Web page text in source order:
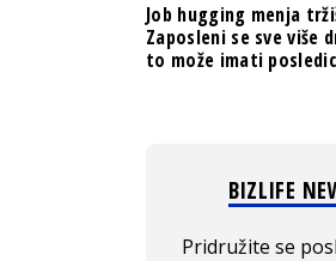
Job hugging menja
Zaposleni se sve više
to može imati
BIZLIFE
Pridružite se